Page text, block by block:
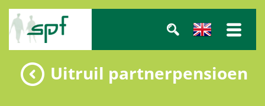
Uitruil partnerpensioen